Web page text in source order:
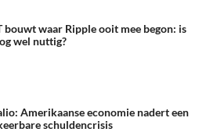
bouwt waar Ripple ooit mee begon: is
wel nuttig?
Amerikaanse economie nadert een
schuldencrisis